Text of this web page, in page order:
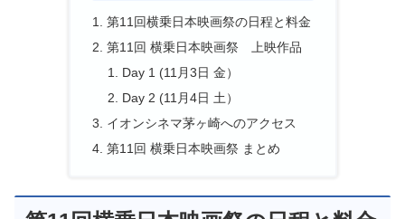
第11回横乗日本映画祭の日程と料金
第11回 横乗日本映画祭 上映作品
Day 1 (11月3日 金）
Day 2 (11月4日 土）
イオンシネマ茅ヶ崎へのアクセス
第11回 横乗日本映画祭 まとめ